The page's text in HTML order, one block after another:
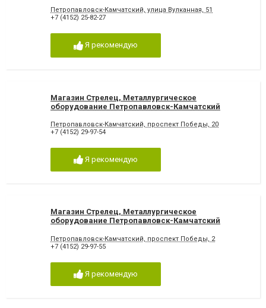
Петропавловск-Камчатский, улица Вулканная, 51
+7 (4152) 25-82-27
Я рекомендую
Магазин Стрелец, Металлургическое
оборудование Петропавловск-Камчатский
Петропавловск-Камчатский, проспект Победы, 20
+7 (4152) 29-97-54
Я рекомендую
Магазин Стрелец, Металлургическое
оборудование Петропавловск-Камчатский
Петропавловск-Камчатский, проспект Победы, 2
+7 (4152) 29-97-55
Я рекомендую